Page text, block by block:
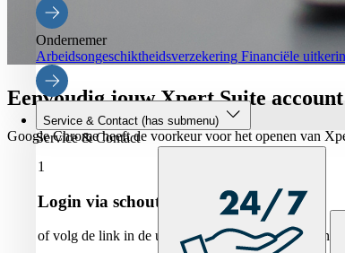
Ondernemer
Arbeidsongeschiktheidsverzekering Financiële
Service & Contact (has submenu)
Service & Contact
Eenvoudig jouw Xpert Suite
Google Chrome heeft de voorkeur voor het openen van
1
Login via schouten.xpertsuite.nl
of volg de link in de uitnodigingsmail verstuurd